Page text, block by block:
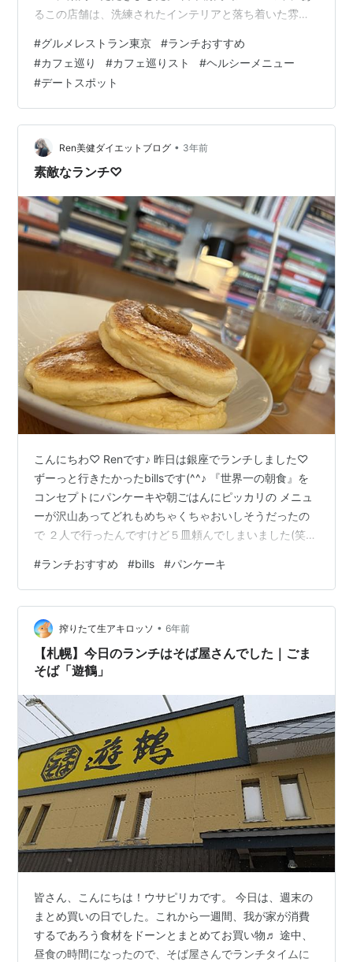
るこの店舗は、洗練されたインテリアと落ち着いた雰囲
場所です。 やった～♪ 入り口そばのコーナー席に案内い
ただきました。 ４名で来店。 着席するとカラトリーとお
茶をセットしていただきました。 注文はこちらのタッチ
パネルから。 最近多くなりましたね😊 メニューをチェッ
クします👀 これ見ちゃうと、飲みたいなぁ♪ 健康診断後
のランチで、会社…
#グルメレストラン東京 #ランチおすすめ
#カフェ巡り #カフェ巡りスト #ヘルシーメニュー
#デートスポット
Ren美健ダイエットブログ • 3年前
素敵なランチ♡
こんにちわ♡ Renです♪ 昨日は銀座でランチしました♡
ずーっと行きたかったbillsです(^^♪ 『世界一の朝食』を
コンセプトにパンケーキや朝ごはんにピッカリの メニュ
ーが沢山あってどれもめちゃくちゃおいしそうだったの
で ２人で行ったんですけど５皿頼んでしまいました(笑)
(笑) でも食べたらめちゃくちゃおいしくて、本当に世界
一の朝食でした♡ 頼んだメニュー全部おいしかったんで
すけど、 リコッタパンケーキとスクランブルエッグはま
じで次行っても 頼みたいくらいおいしかった(^^♪ たまに
は自分を甘やかすのもありかもです(笑)♡ 幸せでした♡
…
#ランチおすすめ #bills #パンケーキ
搾りたて生アキロッソ • 6年前
【札幌】今日のランチはそば屋さんでした｜ごま
そば「遊鶴」
皆さん、こんにちは！ウサピリカです。 今日は、週末の
まとめ買いの日でした。これから一週間、我が家が消費
するであろう食材をドーンとまとめてお買い物♬ 途中、
昼食の時間になったので、そば屋さんでランチタイムに